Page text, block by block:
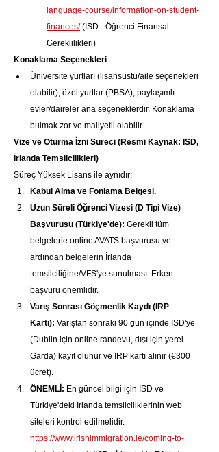
language-course/information-on-student-
finances/ (ISD - Öğrenci Finansal
Gereklilikleri)
Konaklama Seçenekleri
Üniversite yurtları (lisansüstü/aile seçenekleri
olabilir), özel yurtlar (PBSA), paylaşımlı
evler/daireler ana seçeneklerdir. Konaklama
bulmak zor ve maliyetli olabilir.
Vize ve Oturma İzni Süreci (Resmi Kaynak: ISD,
İrlanda Temsilcilikleri)
Süreç Yüksek Lisans ile aynıdır:
Kabul Alma ve Fonlama Belgesi.
Uzun Süreli Öğrenci Vizesi (D Tipi Vize)
Başvurusu (Türkiye'de): Gerekli tüm
belgelerle online AVATS başvurusu ve
ardından belgelerin İrlanda
temsilciliğine/VFS'ye sunulması. Erken
başvuru önemlidir.
Varış Sonrası Göçmenlik Kaydı (IRP
Kartı): Varıştan sonraki 90 gün içinde ISD'ye
(Dublin için online randevu, dışı için yerel
Garda) kayıt olunur ve IRP kartı alınır (€300
ücret).
ÖNEMLİ: En güncel bilgi için ISD ve
Türkiye'deki İrlanda temsilciliklerinin web
siteleri kontrol edilmelidir.
https://www.irishimmigration.ie/coming-to-